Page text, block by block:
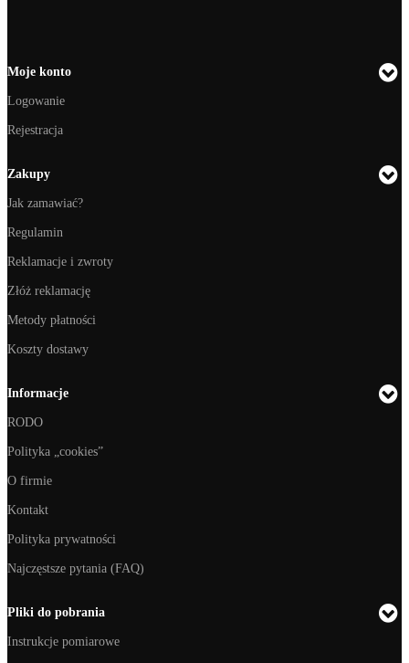
Moje konto
Logowanie
Rejestracja
Zakupy
Jak zamawiać?
Regulamin
Reklamacje i zwroty
Złóż reklamację
Metody płatności
Koszty dostawy
Informacje
RODO
Polityka „cookies”
O firmie
Kontakt
Polityka prywatności
Najczęstsze pytania (FAQ)
Pliki do pobrania
Instrukcje pomiarowe